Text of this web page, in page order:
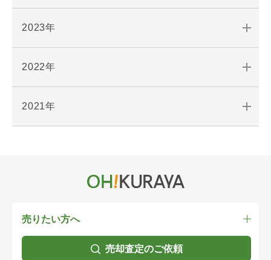
2023年
2022年
2021年
売りたい方へ
売却査定のご依頼